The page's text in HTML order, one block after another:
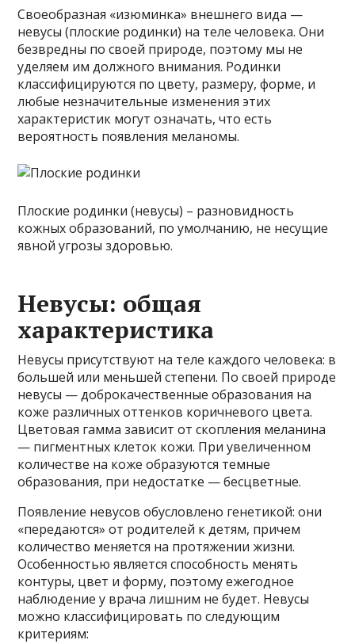
Своеобразная «изюминка» внешнего вида —
невусы (плоские родинки) на теле человека. Они
безвредны по своей природе, поэтому мы не
уделяем им должного внимания. Родинки
классифицируются по цвету, размеру, форме, и
любые незначительные изменения этих
характеристик могут означать, что есть
вероятность появления меланомы.
Плоские родинки (невусы) – разновидность
кожных образований, по умолчанию, не несущие
явной угрозы здоровью.
Невусы: общая
характеристика
Невусы присутствуют на теле каждого человека: в
большей или меньшей степени. По своей природе
невусы — доброкачественные образования на
коже различных оттенков коричневого цвета.
Цветовая гамма зависит от скопления меланина
— пигментных клеток кожи. При увеличенном
количестве на коже образуются темные
образования, при недостатке — бесцветные.
Появление невусов обусловлено генетикой: они
«передаются» от родителей к детям, причем
количество меняется на протяжении жизни.
Особенностью является способность менять
контуры, цвет и форму, поэтому ежегодное
наблюдение у врача лишним не будет. Невусы
можно классифицировать по следующим
критериям: